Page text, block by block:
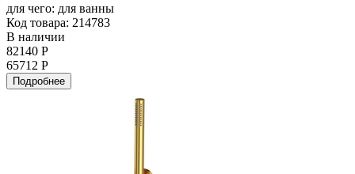
для чего: для ванны
Код товара: 214783
В наличии
82140 Р
65712 Р
Подробнее